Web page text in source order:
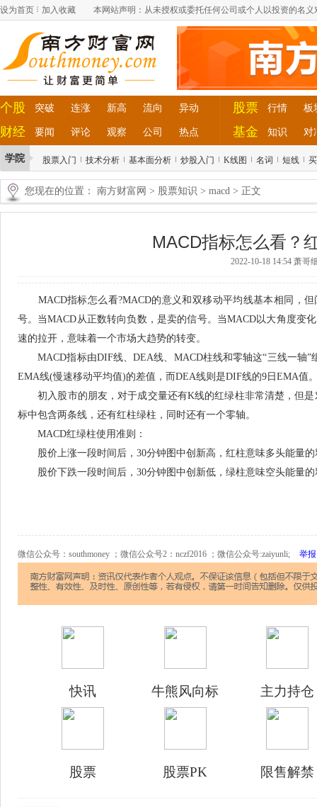
设为首页 加入收藏 本网站声明：从未授权或委托任何公司或个人以投资的名
个股 突破 连涨 新高 流向 异动
财经 要闻 评论 观察 公司 热点
股票 行情 板
基金 知识 对
学院 股票入门 技术分析 基本面分析 炒股入门 K线图 名词 短线
您现在的位置： 南方财富网 > 股票知识 > macd > 正文
MACD指标怎么看？
2022-10-18 14:54 萧哥
MACD指标怎么看?MACD的意义和双移动平均线基本相同，但
号。当MACD从正数转向负数，是卖的信号。当MACD以大角度变
速的拉开，意味着一个市场大趋势的转变。
MACD指标由DIF线、DEA线、MACD柱线和零轴这“三线一轴”
EMA线(慢速移动平均值)的差值，而DEA线则是DIF线的9日EMA值
初入股市的朋友，对于成交量还有K线的红绿柱非常清楚，但是
标中包含两条线，还有红柱绿柱，同时还有一个零轴。
MACD红绿柱使用准则：
股价上涨一段时间后，30分钟图中创新高，红柱意味多头能量的
股价下跌一段时间后，30分钟图中创新低，绿柱意味空头能量的
微信公众号：southmoney ；微信公众号2：nczf2016 ；微信公众号:zaiyunli; 举报
快讯 牛熊风向标 主力持仓
股票 股票PK 限售解禁